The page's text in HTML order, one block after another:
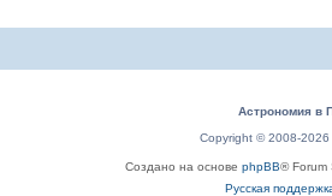
Астрономия в
Copyright © 2008-2026
Создано на основе phpBB® Forum
Русская